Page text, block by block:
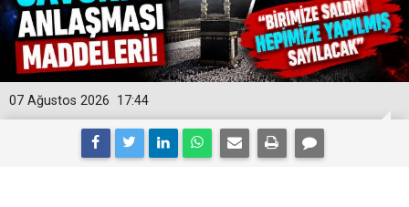
17:44
07 Ağustos 2026